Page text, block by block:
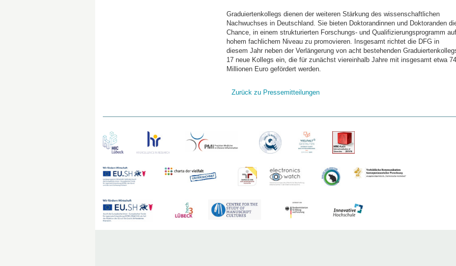
Graduiertenkollegs dienen der weiteren Stärkung des wissenschaftlichen
Nachwuchses in Deutschland. Sie bieten Doktorandinnen und Doktoranden
Chance, in einem strukturierten Forschungs- und Qualifizierungsprogramm auf
hohem fachlichem Niveau zu promovieren. Insgesamt richtet die DFG in
diesem Jahr neben der Verlängerung von acht bestehenden
17 neue Kollegs ein, die für zunächst viereinhalb Jahre mit insgesamt etwa 74
Millionen Euro gefördert werden.
Zurück zu Pressemitteilungen